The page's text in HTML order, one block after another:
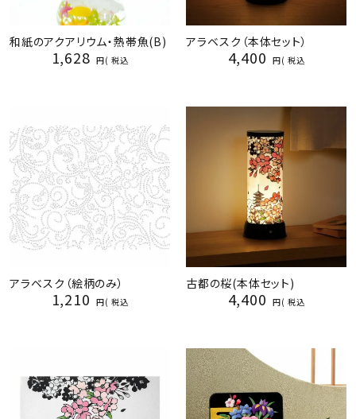
和紙のアクアリウム・熱帯魚(B)
1,628 税込
アラベスク（本体セット）
4,400 税込
アラベスク（絵柄のみ）
1,210 税込
古都の桜(本体セット)
4,400 税込